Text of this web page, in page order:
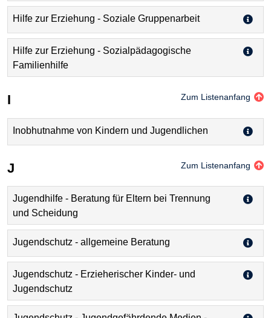
Hilfe zur Erziehung - Soziale Gruppenarbeit
Hilfe zur Erziehung - Sozialpädagogische
Familienhilfe
I Zum Listenanfang
Inobhutnahme von Kindern und Jugendlichen
J Zum Listenanfang
Jugendhilfe - Beratung für Eltern bei Trennung
und Scheidung
Jugendschutz - allgemeine Beratung
Jugendschutz - Erzieherischer Kinder- und
Jugendschutz